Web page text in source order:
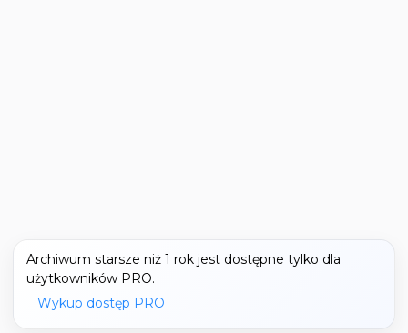
Archiwum starsze niż 1 rok jest dostępne tylko dla
użytkowników PRO.
Wykup dostęp PRO